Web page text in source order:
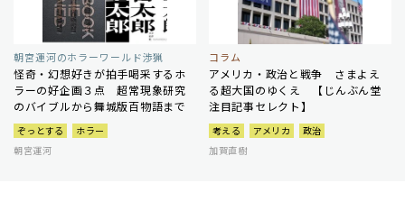
朝宮運河のホラーワールド渉猟
怪奇・幻想好きが拍手喝采するホ
ラーの好企画３点 超常現象研究
のバイブルから舞城版百物語まで
ぞっとする
ホラー
朝宮運河
コラム
アメリカ・政治と戦争 さまよえ
る超大国のゆくえ 【じんぶん堂
注目記事セレクト】
考える アメリカ
政治
加賀直樹